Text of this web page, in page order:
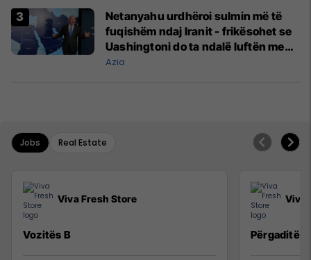
Netanyahu urdhëroi sulmin më të
fuqishëm ndaj Iranit - frikësohet se
Uashingtoni do ta ndalë luftën me
Teheranin
Azia
Jobs Real Estate
Viva Fresh Store
Vozitës B
Viva
Përgaditës